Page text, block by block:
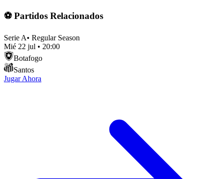
⚽ Partidos Relacionados
Serie A• Regular Season
Mié 22 jul • 20:00
Botafogo
Santos
Jugar Ahora